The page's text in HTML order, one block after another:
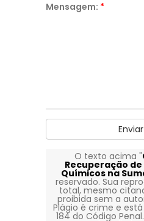
Mensagem: *
O texto acima "
Recuperação
Químicos na
reservado. Sua
total, mesmo
proibida sem a
Plágio é crime e
184 do Código